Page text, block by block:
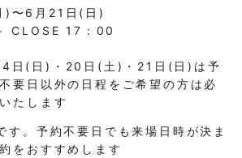
〜6月21日(日)
CLOSE 17：00
日(日)・20日(土)・21日(日)は予
要日以外の日程をご希望の方は必
たします
す。予約不要日でも来場日時が決ま
をおすすめします